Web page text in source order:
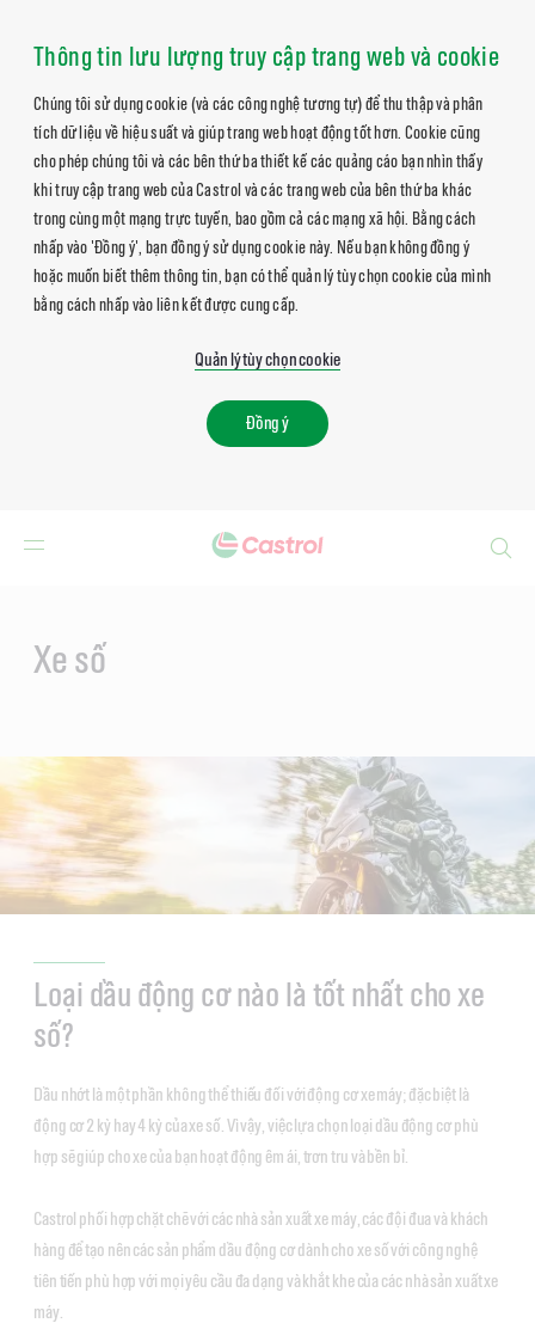
Thông tin lưu lượng truy cập trang web và cookie
Chúng tôi sử dụng cookie (và các công nghệ tương tự) để thu thập và phân
tích dữ liệu về hiệu suất và giúp trang web hoạt động tốt hơn. Cookie cũng
cho phép chúng tôi và các bên thứ ba thiết kế các quảng cáo bạn nhìn thấy
khi truy cập trang web của Castrol và các trang web của bên thứ ba khác
trong cùng một mạng trực tuyến, bao gồm cả các mạng xã hội. Bằng cách
nhấp vào 'Đồng ý', bạn đồng ý sử dụng cookie này. Nếu bạn không đồng ý
hoặc muốn biết thêm thông tin, bạn có thể quản lý tùy chọn cookie của mình
bằng cách nhấp vào liên kết được cung cấp.
Quản lý tùy chọn cookie
Đồng ý
Xe số
Loại dầu động cơ nào là tốt nhất cho xe
số?
Dầu nhớt là một phần không thể thiếu đối với động cơ xe máy; đặc biệt là
động cơ 2 kỳ hay 4 kỳ của xe số. Vì vậy, việc lựa chọn loại dầu động cơ phù
hợp sẽ giúp cho xe của bạn hoạt động êm ái, trơn tru và bền bỉ.
Castrol phối hợp chặt chẽ với các nhà sản xuất xe máy, các đội đua và khách
hàng để tạo nên các sản phẩm dầu động cơ dành cho xe số với công nghệ
tiên tiến phù hợp với mọi yêu cầu đa dạng và khắt khe của các nhà sản xuất xe
máy.